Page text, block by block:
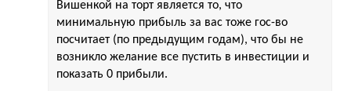
Вишенкой на торт является то, что
минимальную прибыль за вас тоже гос-во
посчитает (по предыдущим годам), что бы не
возникло желание все пустить в инвестиции и
показать 0 прибыли.